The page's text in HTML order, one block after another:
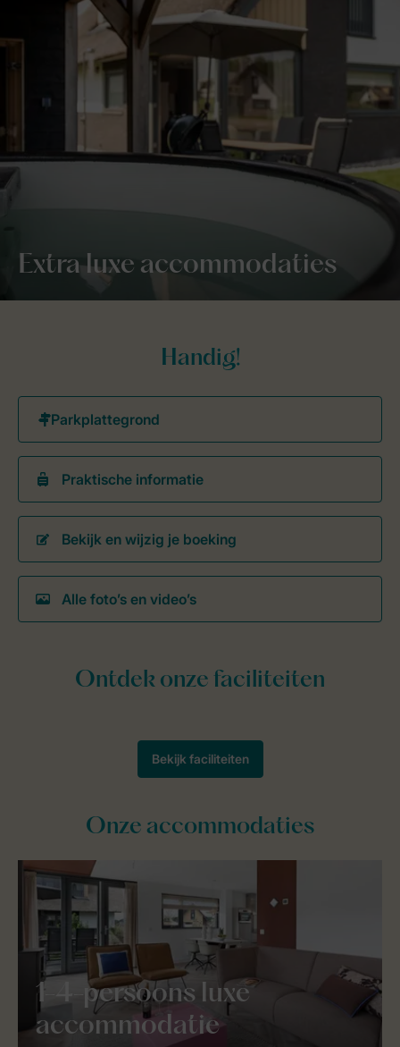
Extra luxe accommodaties
Handig!
Praktische informatie
Bekijk en wijzig je boeking
Alle foto’s en video’s
Onze accommodaties
1-4-persoons luxe
accommodatie